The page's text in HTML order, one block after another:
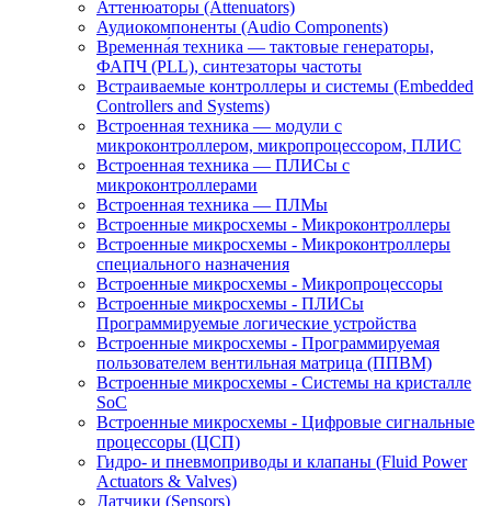
Аттенюаторы (Attenuators)
Аудиокомпоненты (Audio Components)
Временна́я техника — тактовые генераторы,
ФАПЧ (PLL), синтезаторы частоты
Встраиваемые контроллеры и системы (Embedded
Controllers and Systems)
Встроенная техника — модули с
микроконтроллером, микропроцессором, ПЛИС
Встроенная техника — ПЛИСы с
микроконтроллерами
Встроенная техника — ПЛМы
Встроенные микросхемы - Микроконтроллеры
Встроенные микросхемы - Микроконтроллеры
специального назначения
Встроенные микросхемы - Микропроцессоры
Встроенные микросхемы - ПЛИСы
Программируемые логические устройства
Встроенные микросхемы - Программируемая
пользователем вентильная матрица (ППВМ)
Встроенные микросхемы - Системы на кристалле
SoC
Встроенные микросхемы - Цифровые сигнальные
процессоры (ЦСП)
Гидро- и пневмоприводы и клапаны (Fluid Power
Actuators & Valves)
Датчики (Sensors)